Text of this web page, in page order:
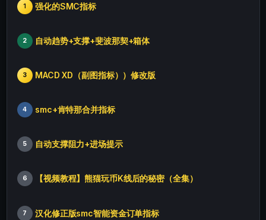
1 强化的SMC指标
2 自动趋势+支撑+斐波那契+箱体
3 MACD XD（副图指标））修改版
4 smc+肯特那合并指标
5 自动支撑阻力+进场提示
6 【视频教程】熊猫玩币K线后的秘密（全集）
7 汉化修正版smc智能资金订单指标